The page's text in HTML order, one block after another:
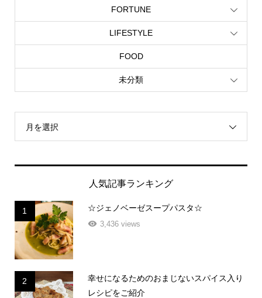
FORTUNE
LIFESTYLE
FOOD
未分類
月を選択
人気記事ランキング
1 ☆ジェノベーゼスープパスタ☆
3,436 views
2
幸せになるためのおまじないスパイス入り
レシピをご紹介